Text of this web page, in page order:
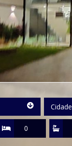
Cidade
Cidade
Quartos Suítes